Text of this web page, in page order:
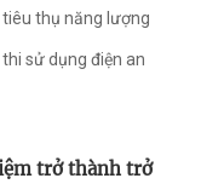
tiêu thụ năng lượng
sử dụng điện an
trở thành trở